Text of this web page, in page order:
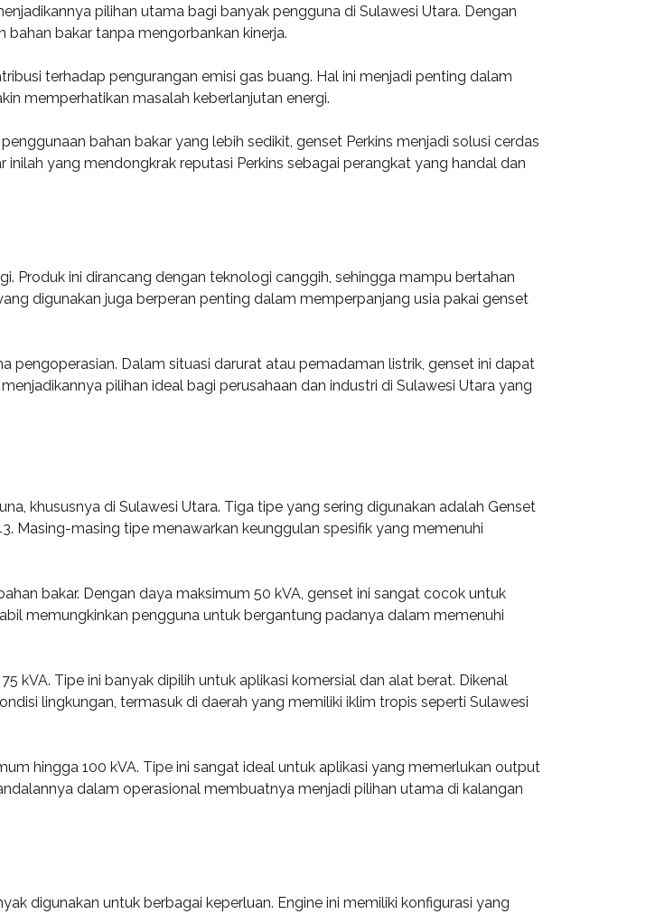
pilihan utama bagi banyak pengguna di Sulawesi Utara. Dengan
bakar tanpa mengorbankan kinerja.
terhadap pengurangan emisi gas buang. Hal ini menjadi penting dalam
memperhatikan masalah keberlanjutan energi.
bahan bakar yang lebih sedikit, genset Perkins menjadi solusi cerdas
yang mendongkrak reputasi Perkins sebagai perangkat yang handal dan
Produk ini dirancang dengan teknologi canggih, sehingga mampu bertahan
digunakan juga berperan penting dalam memperpanjang usia pakai genset
Dalam situasi darurat atau pemadaman listrik, genset ini dapat
pilihan ideal bagi perusahaan dan industri di Sulawesi Utara yang
khususnya di Sulawesi Utara. Tiga tipe yang sering digunakan adalah Genset
Masing-masing tipe menawarkan keunggulan spesifik yang memenuhi
bakar. Dengan daya maksimum 50 kVA, genset ini sangat cocok untuk
memungkinkan pengguna untuk bergantung padanya dalam memenuhi
kVA. Tipe ini banyak dipilih untuk aplikasi komersial dan alat berat. Dikenal
lingkungan, termasuk di daerah yang memiliki iklim tropis seperti Sulawesi
hingga 100 kVA. Tipe ini sangat ideal untuk aplikasi yang memerlukan output
dalam operasional membuatnya menjadi pilihan utama di kalangan
digunakan untuk berbagai keperluan. Engine ini memiliki konfigurasi yang